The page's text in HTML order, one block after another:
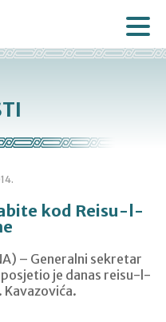
kod Reisu-l-
– Generalni sekretar
je danas reisu-l-
Kavazovića.